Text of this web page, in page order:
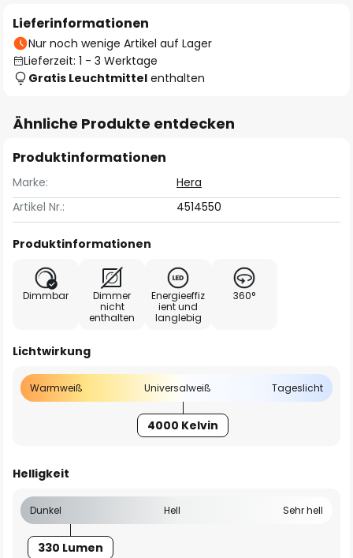
Lieferinformationen
Nur noch wenige Artikel auf Lager
Lieferzeit: 1 - 3 Werktage
Gratis Leuchtmittel enthalten
Ähnliche Produkte entdecken
Produktinformationen
Marke:
Hera
Artikel Nr.:
4514550
Produktinformationen
Dimmbar
Dimmer
nicht
enthalten
Energieeffiz
ient und
langlebig
360°
Lichtwirkung
Warmweiß Universalweiß Tageslicht
4000 Kelvin
Helligkeit
Dunkel Hell Sehr hell
330 Lumen